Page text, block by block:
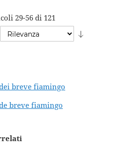
29-56di 121
breve fiamingo
breve fiamingo